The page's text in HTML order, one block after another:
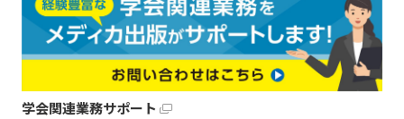
学会関連業務サポート